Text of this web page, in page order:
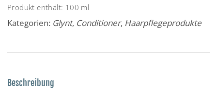
Produkt enthält: 100 ml
Kategorien: Glynt, Conditioner, Haarpflegeprodukte
Beschreibung